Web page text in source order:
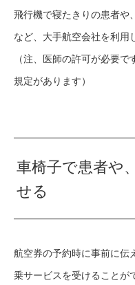
飛行機で寝たきりの患者や
など、大手航空会社を利用
（注、医師の許可が必要で
規定があります）
車椅子で患者や
せる
航空券の予約時に事前に伝
乗サービスを受けることが